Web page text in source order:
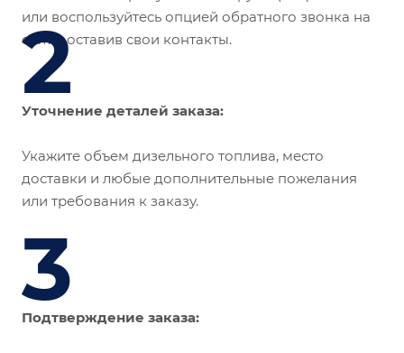
или воспользуйтесь опцией обратного звонка на
сайте, оставив свои контакты.
2
Уточнение деталей заказа:
Укажите объем дизельного топлива, место
доставки и любые дополнительные пожелания
или требования к заказу.
3
Подтверждение заказа: